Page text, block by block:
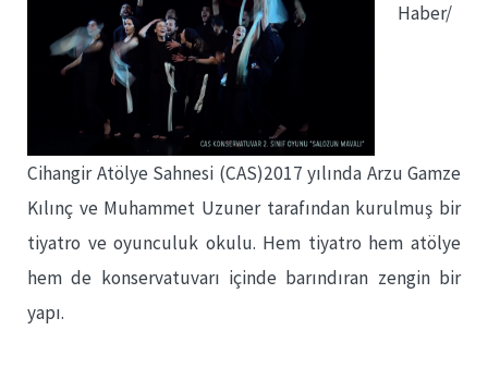
Haber/
Cihangir Atölye Sahnesi (CAS)2017 yılında Arzu Gamze
Kılınç ve Muhammet Uzuner tarafından kurulmuş bir
tiyatro ve oyunculuk okulu. Hem tiyatro hem atölye
hem de konservatuvarı içinde barındıran zengin bir
yapı.